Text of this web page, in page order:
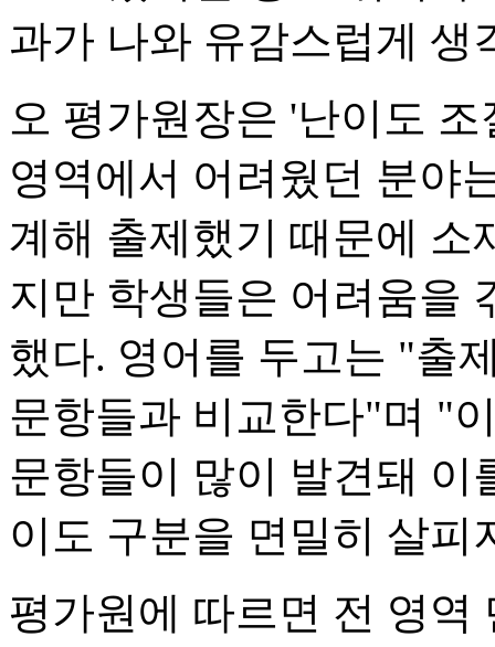
과가 나와 유감스럽게
오 평가원장은 '난이도
영역에서 어려웠던 분야
계해 출제했기 때문에 소
지만 학생들은 어려움을
했다. 영어를 두고는 "출
문항들과 비교한다"며 "
문항들이 많이 발견돼 이
이도 구분을 면밀히 살
평가원에 따르면 전 영역